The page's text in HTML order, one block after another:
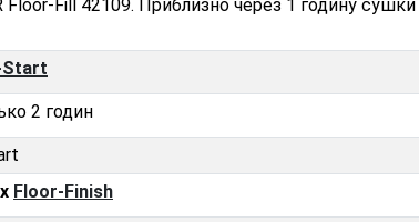
Floor-Fill 42109. Приблизно через 1 годину
Start
2 годин
Floor-Finish